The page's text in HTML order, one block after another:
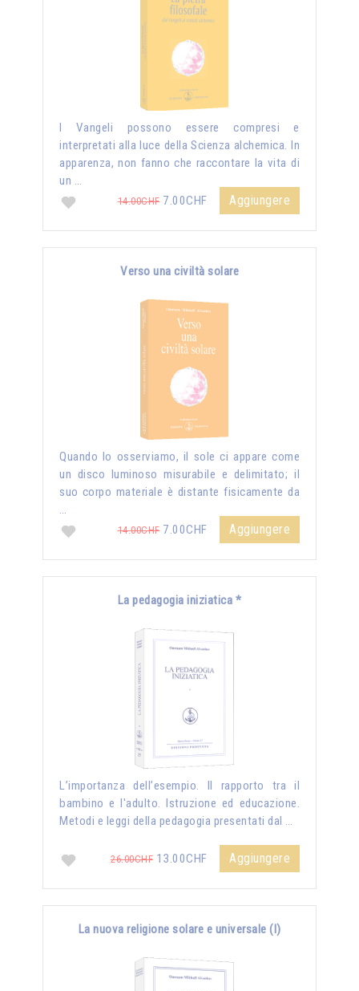
I Vangeli possono essere compresi e
interpretati alla luce della Scienza alchemica. In
apparenza, non fanno che raccontare la vita di
un …
14.00CHF7.00CHF Aggiungere
Verso una civiltà solare
Quando lo osserviamo, il sole ci appare come
un disco luminoso misurabile e delimitato; il
suo corpo materiale è distante fisicamente da
…
14.00CHF7.00CHF Aggiungere
La pedagogia iniziatica *
L’importanza dell’esempio. Il rapporto tra il
bambino e l'adulto. Istruzione ed educazione.
Metodi e leggi della pedagogia presentati dal …
26.00CHF 13.00CHF Aggiungere
La nuova religione solare e universale (I)